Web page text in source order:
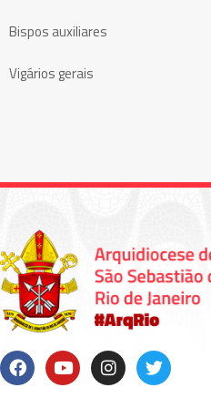
Bispos auxiliares
Vigários gerais